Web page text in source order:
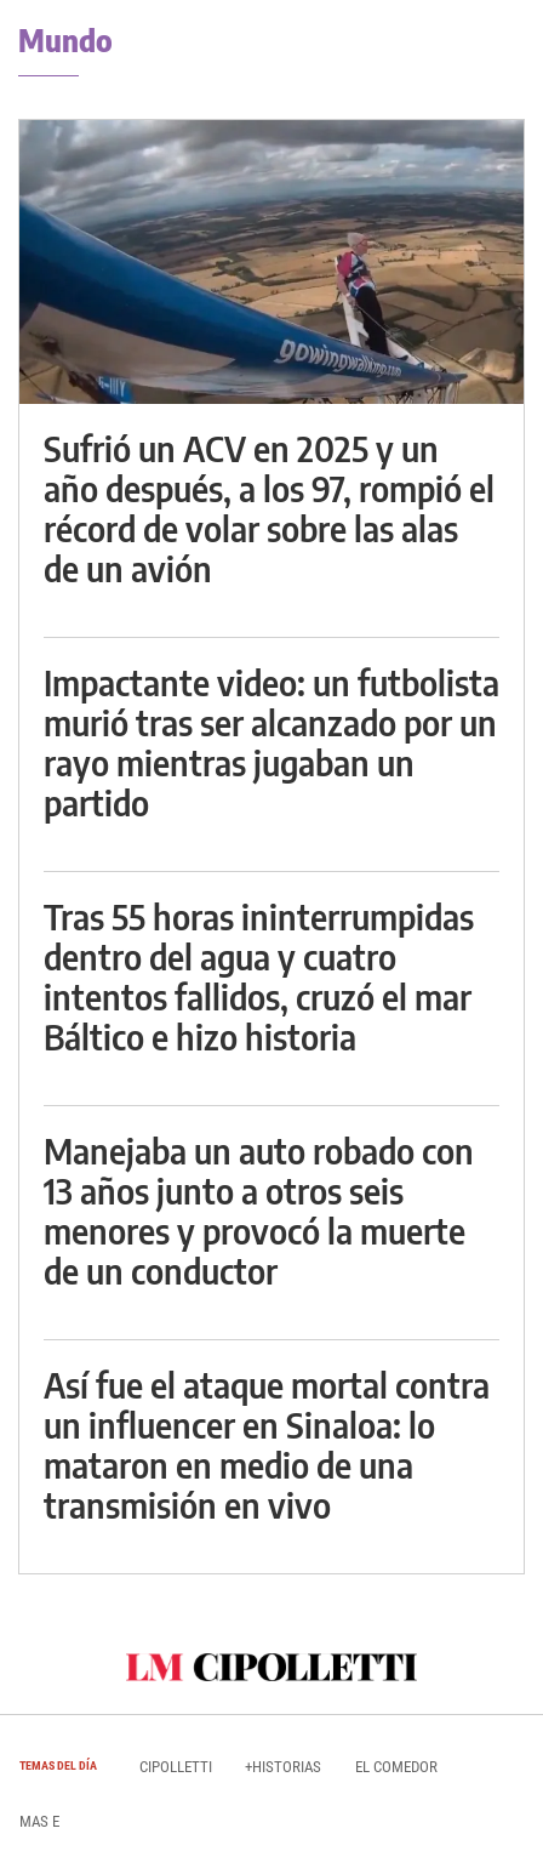
Mundo
Sufrió un ACV en 2025 y un
año después, a los 97, rompió el
récord de volar sobre las alas
de un avión
Impactante video: un futbolista
murió tras ser alcanzado por un
rayo mientras jugaban un
partido
Tras 55 horas ininterrumpidas
dentro del agua y cuatro
intentos fallidos, cruzó el mar
Báltico e hizo historia
Manejaba un auto robado con
13 años junto a otros seis
menores y provocó la muerte
de un conductor
Así fue el ataque mortal contra
un influencer en Sinaloa: lo
mataron en medio de una
transmisión en vivo
TEMAS DEL DÍA CIPOLLETTI +HISTORIAS EL COMEDOR
MAS E